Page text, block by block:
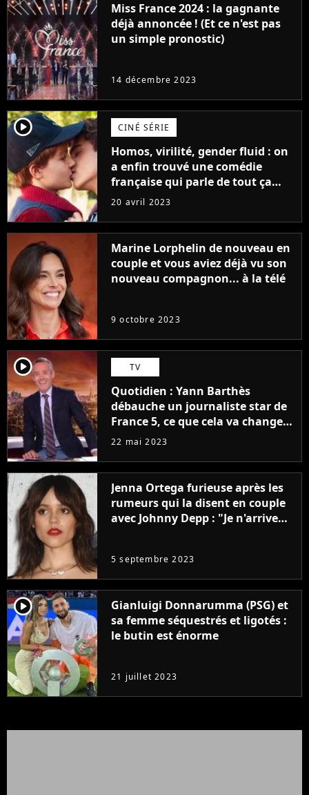
Miss France 2024 : la gagnante
déjà annoncée ! (Et ce n'est pas
un simple pronostic)
14 décembre 2023
player2 CINÉ SÉRIE
Homos, virilité, gender fluid : on
a enfin trouvé une comédie
française qui parle de tout ça
sans être super ringarde
20 avril 2023
Marine Lorphelin de nouveau en
couple et vous aviez déjà vu son
nouveau compagnon... à la télé
9 octobre 2023
player2 TV
Quotidien : Yann Barthès
débauche un journaliste star de
France 5, ce que cela va changer
à la rentrée
22 mai 2023
Jenna Ortega furieuse après les
rumeurs qui la disent en couple
avec Johnny Depp : "Je n'arrive
5 septembre 2023
player2
Gianluigi Donnarumma (PSG) et
sa femme séquestrés et ligotés :
le butin est énorme
21 juillet 2023